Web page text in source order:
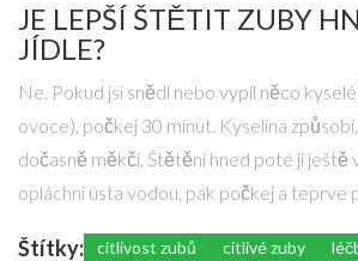
JE LEPŠÍ ŠTĚTIT ZUBY
JÍDLE?
Ne. Pokud jsi snědl nebo vypil něco
ovoce), počkej 30 minut. Kyselina
dočasně měkčí. Štětění hned poté ji ještě
opláchni ústa vodou, pak počkej a teprve
Štítky: citlivost zubů citlivé zuby